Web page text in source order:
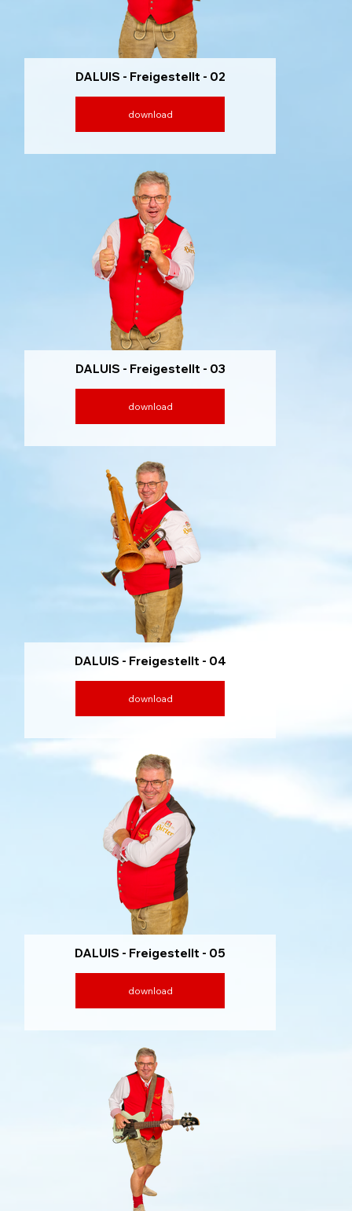
DALUIS - Freigestellt - 02
download
DALUIS - Freigestellt - 03
download
DALUIS - Freigestellt - 04
download
DALUIS - Freigestellt - 05
download